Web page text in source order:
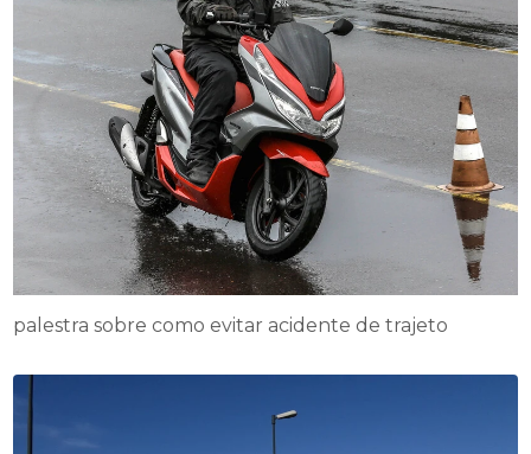
palestra sobre como evitar acidente de trajeto